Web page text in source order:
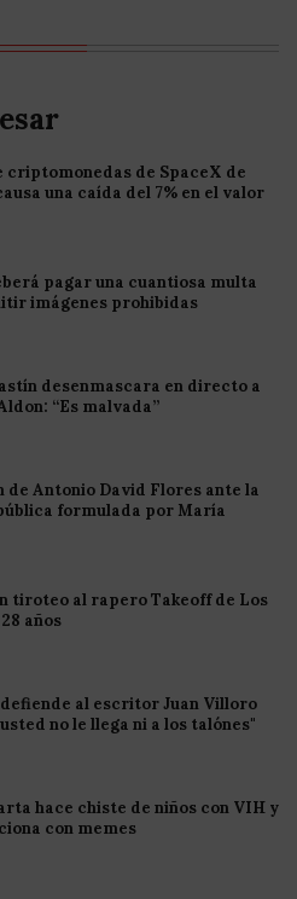
criptomonedas de SpaceX de
una caída del 7% en el valor
pagar una cuantiosa multa
imágenes prohibidas
desenmascara en directo a
“Es malvada”
de Antonio David Flores ante la
formulada por María
tiroteo al rapero Takeoff de Los
años
al escritor Juan Villoro
no le llega ni a los talónes"
hace chiste de niños con VIH y
con memes